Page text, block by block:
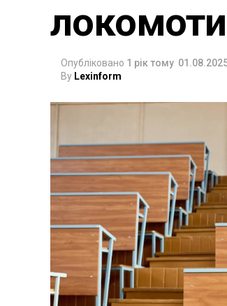
Опубліковано 1 рік тому
By Lexinform